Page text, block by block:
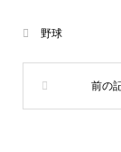
野球